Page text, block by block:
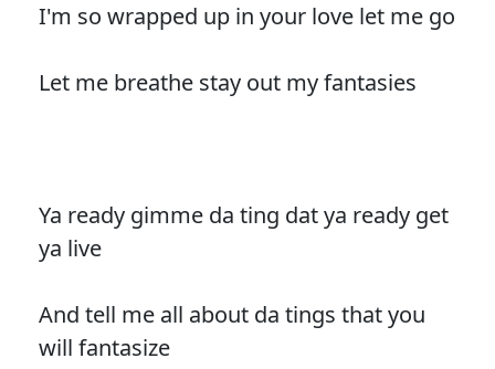
I'm so wrapped up in your love let me go
Let me breathe stay out my fantasies
Ya ready gimme da ting dat ya ready get
ya live
And tell me all about da tings that you
will fantasize